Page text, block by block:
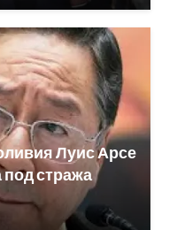
Луис Арсе
стража